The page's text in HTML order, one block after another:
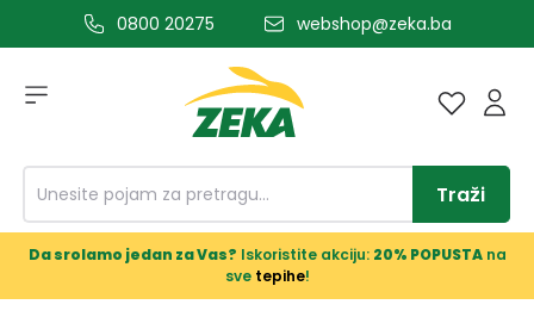
glavni sadržaj0800 20275 webshop@zeka.ba
Traži
Da srolamo jedan za Vas? Iskoristite akciju: 20% POPUSTAna
sve tepihe!